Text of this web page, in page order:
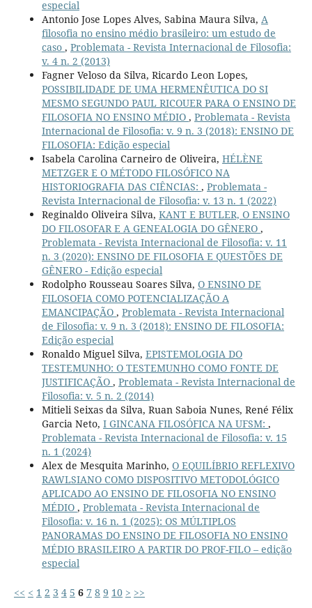
especial
Antonio Jose Lopes Alves, Sabina Maura Silva, A
filosofia no ensino médio brasileiro: um estudo de
caso , Problemata - Revista Internacional de Filosofia:
v. 4 n. 2 (2013)
Fagner Veloso da Silva, Ricardo Leon Lopes,
POSSIBILIDADE DE UMA HERMENÊUTICA DO SI
MESMO SEGUNDO PAUL RICOUER PARA O ENSINO DE
FILOSOFIA NO ENSINO MÉDIO , Problemata - Revista
Internacional de Filosofia: v. 9 n. 3 (2018): ENSINO DE
FILOSOFIA: Edição especial
Isabela Carolina Carneiro de Oliveira, HÉLÈNE
METZGER E O MÉTODO FILOSÓFICO NA
HISTORIOGRAFIA DAS CIÊNCIAS: , Problemata -
Revista Internacional de Filosofia: v. 13 n. 1 (2022)
Reginaldo Oliveira Silva, KANT E BUTLER, O ENSINO
DO FILOSOFAR E A GENEALOGIA DO GÊNERO ,
Problemata - Revista Internacional de Filosofia: v. 11
n. 3 (2020): ENSINO DE FILOSOFIA E QUESTÕES DE
GÊNERO - Edição especial
Rodolpho Rousseau Soares Silva, O ENSINO DE
FILOSOFIA COMO POTENCIALIZAÇÃO A
EMANCIPAÇÃO , Problemata - Revista Internacional
de Filosofia: v. 9 n. 3 (2018): ENSINO DE FILOSOFIA:
Edição especial
Ronaldo Miguel Silva, EPISTEMOLOGIA DO
TESTEMUNHO: O TESTEMUNHO COMO FONTE DE
JUSTIFICAÇÃO , Problemata - Revista Internacional de
Filosofia: v. 5 n. 2 (2014)
Mitieli Seixas da Silva, Ruan Saboia Nunes, René Félix
Garcia Neto, I GINCANA FILOSÓFICA NA UFSM: ,
Problemata - Revista Internacional de Filosofia: v. 15
n. 1 (2024)
Alex de Mesquita Marinho, O EQUILÍBRIO REFLEXIVO
RAWLSIANO COMO DISPOSITIVO METODOLÓGICO
APLICADO AO ENSINO DE FILOSOFIA NO ENSINO
MÉDIO , Problemata - Revista Internacional de
Filosofia: v. 16 n. 1 (2025): OS MÚLTIPLOS
PANORAMAS DO ENSINO DE FILOSOFIA NO ENSINO
MÉDIO BRASILEIRO A PARTIR DO PROF-FILO – edição
especial
<< < 1 2 3 4 5 6 7 8 9 10 > >>